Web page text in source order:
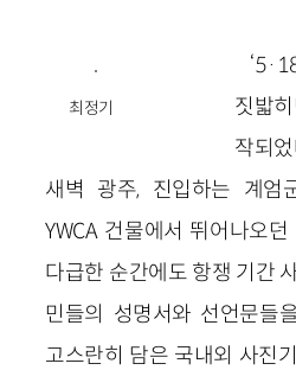
최정기
짓밟
작되
새벽 광주, 진입하는 계엄
YWCA 건물에서 뛰어나오
다급한 순간에도 항쟁 기간
민들의 성명서와 선언문들
고스란히 담은 국내외 사진